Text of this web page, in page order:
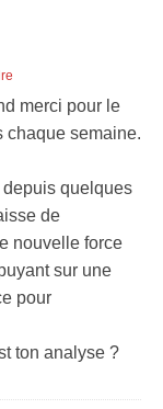
merci pour le
chaque semaine.
quelques
de
nouvelle force
sur une
pour
ton analyse ?